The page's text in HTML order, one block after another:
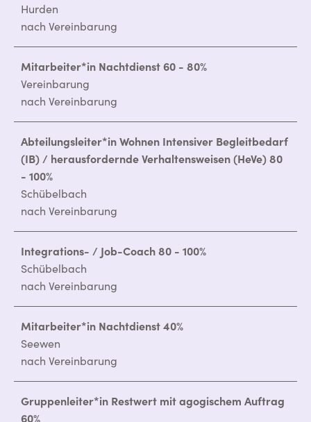
Hurden
nach Vereinbarung
Mitarbeiter*in Nachtdienst 60 - 80%
Vereinbarung
nach Vereinbarung
Abteilungsleiter*in Wohnen Intensiver Begleitbedarf
(IB) / herausfordernde Verhaltensweisen (HeVe) 80
- 100%
Schübelbach
nach Vereinbarung
Integrations- / Job-Coach 80 - 100%
Schübelbach
nach Vereinbarung
Mitarbeiter*in Nachtdienst 40%
Seewen
nach Vereinbarung
Gruppenleiter*in Restwert mit agogischem Auftrag
60%